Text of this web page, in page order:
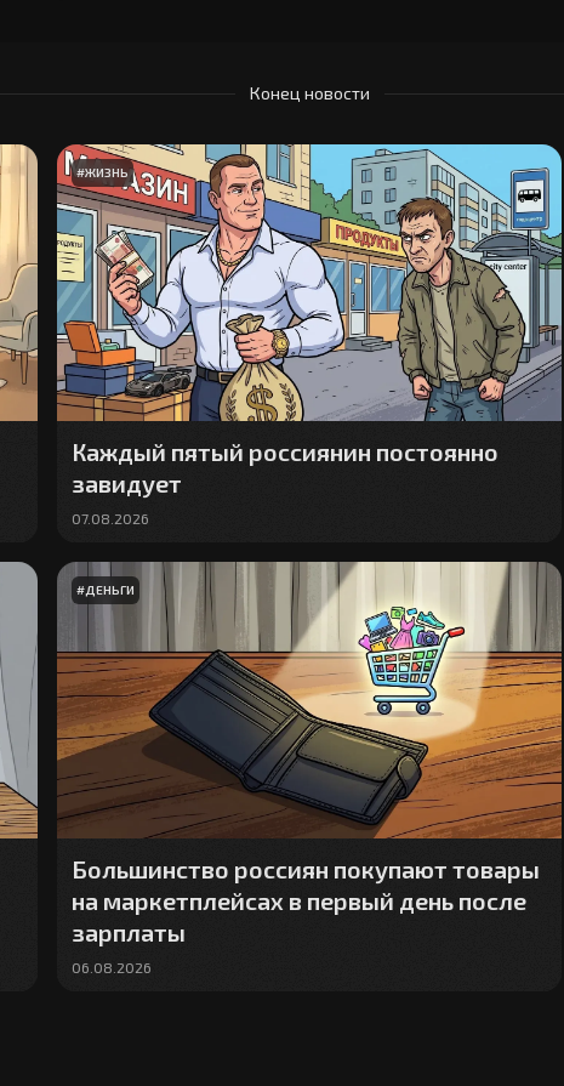
Конец новости
#ЖИЗНЬ
Каждый пятый россиянин постоянно
завидует
07.08.2026
#ДЕНЬГИ
Большинство россиян покупают товары
на маркетплейсах в первый день после
зарплаты
06.08.2026